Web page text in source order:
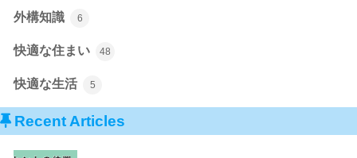
外構知識 6
快適な住まい 48
快適な生活 5
Recent Articles